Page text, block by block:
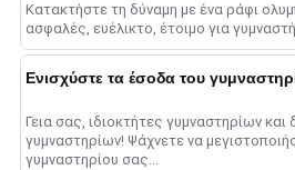
Κατακτήστε τη δύναμη με ένα ράφι
ασφαλές, ευέλικτο, έτοιμο για
Γεια σας, ιδιοκτήτες γυμναστηρίων και
γυμναστηρίων! Ψάχνετε να
γυμναστηρίου σας...